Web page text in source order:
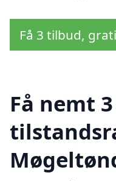
Få 3 tilbud,
Få nemt